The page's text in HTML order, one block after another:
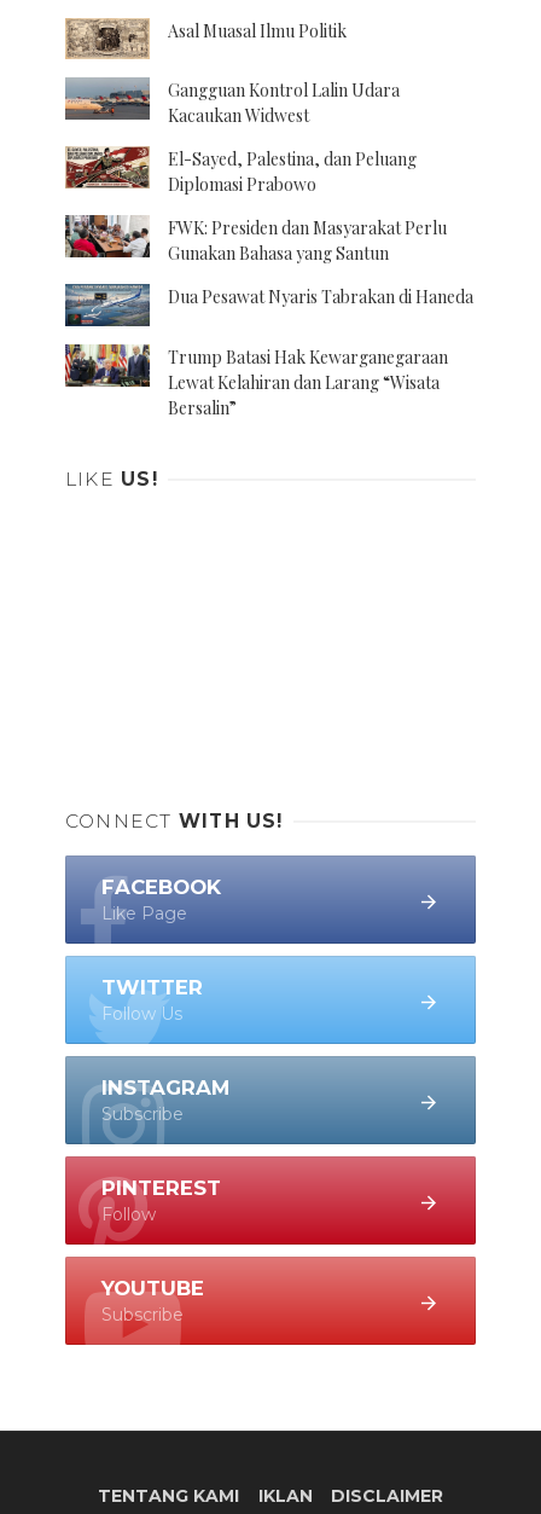
Asal Muasal Ilmu Politik
Gangguan Kontrol Lalin Udara
Kacaukan Widwest
El-Sayed, Palestina, dan Peluang
Diplomasi Prabowo
FWK: Presiden dan Masyarakat Perlu
Gunakan Bahasa yang Santun
Dua Pesawat Nyaris Tabrakan di Haneda
Trump Batasi Hak Kewarganegaraan
Lewat Kelahiran dan Larang “Wisata
Bersalin”
LIKE US!
CONNECT WITH US!
FACEBOOK
Like Page
TWITTER
Follow Us
INSTAGRAM
Subscribe
PINTEREST
Follow
YOUTUBE
Subscribe
TENTANG KAMI IKLAN DISCLAIMER